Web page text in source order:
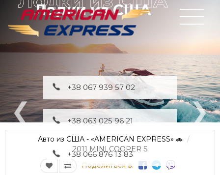
Лодки из США
+38 067 939 57 02
+38 063 025 96 21
+38 066 876 13 83
Авто из США - «AMERICAN EXPRESS» 🚗
2011 MINI COOPER S
Поделиться в: